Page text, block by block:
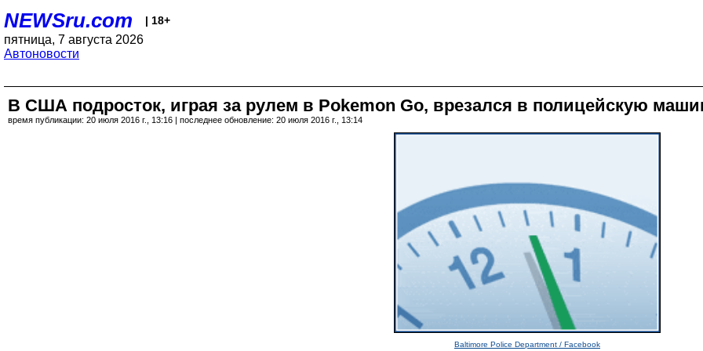
NEWSru.com | 18+
пятница, 7 августа 2026
Автоновости
В США подросток, играя за рулем в Pokemon Go, врезался в полицейскую
время публикации: 20 июля 2016 г., 13:16 | последнее обновление: 20 июля 2016 г., 13:14
Baltimore Police Department / Facebook